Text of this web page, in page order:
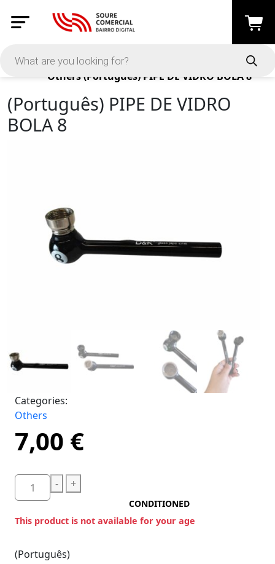
Products
Others(Português) PIPE DE VIDRO BOLA 8
(Português) PIPE DE VIDRO
BOLA 8
Categories:
Others
7,00 €
- +
CONDITIONED
This product is not available for your age
(Português)